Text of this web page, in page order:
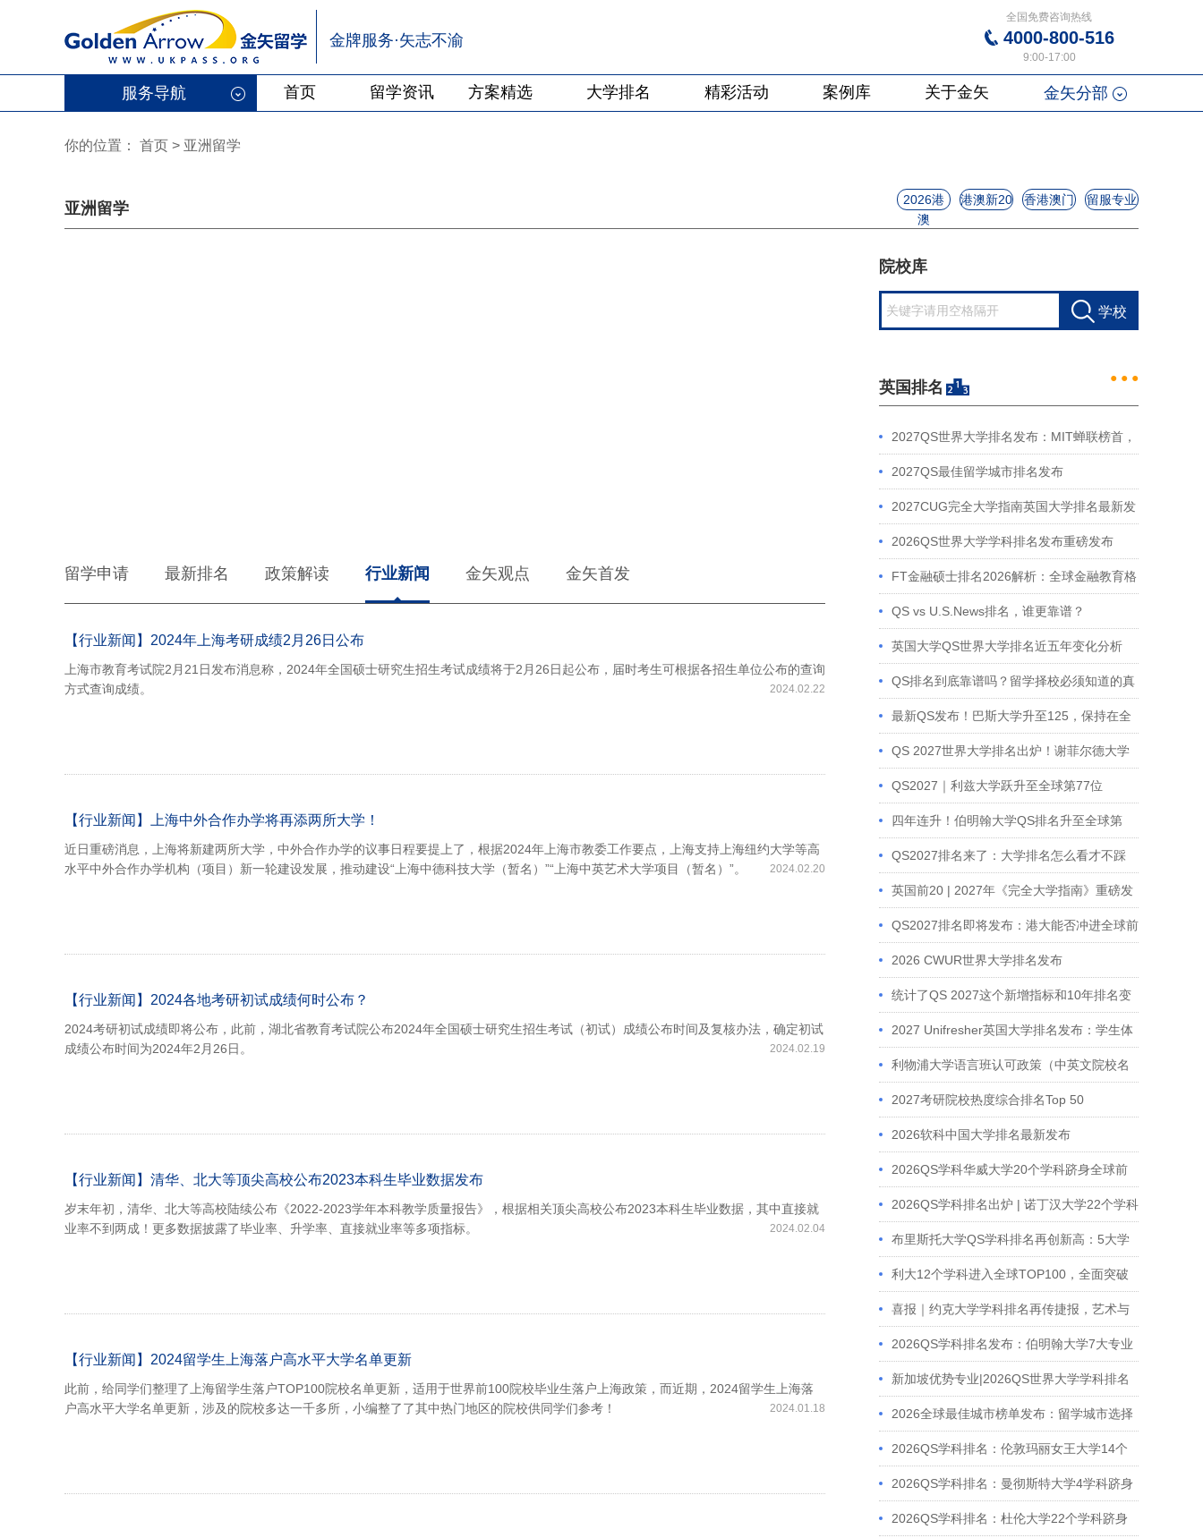
金牌服务·矢志不渝
全国免费咨询热线
4000-800-516
9:00-17:00
服务导航 首页 留学资讯 方案精选 大学排名 精彩活动 案例库 关于金矢 金矢分部
你的位置： 首页 > 亚洲留学
亚洲留学
2026港
澳
港澳新20 香港澳门 留服专业
留学申请 最新排名 政策解读 行业新闻 金矢观点 金矢首发
【行业新闻】2024年上海考研成绩2月26日公布
上海市教育考试院2月21日发布消息称，2024年全国硕士研究生招生考试成绩将于2月26日起公布，届时考生可根据各招生单位公布的查询
方式查询成绩。
2024.02.22
【行业新闻】上海中外合作办学将再添两所大学！
近日重磅消息，上海将新建两所大学，中外合作办学的议事日程要提上了，根据2024年上海市教委工作要点，上海支持上海纽约大学等高
水平中外合作办学机构（项目）新一轮建设发展，推动建设“上海中德科技大学（暂名）”“上海中英艺术大学项目（暂名）”。
2024.02.20
【行业新闻】2024各地考研初试成绩何时公布？
2024考研初试成绩即将公布，此前，湖北省教育考试院公布2024年全国硕士研究生招生考试（初试）成绩公布时间及复核办法，确定初试
成绩公布时间为2024年2月26日。
2024.02.19
【行业新闻】清华、北大等顶尖高校公布2023本科生毕业数据发布
岁末年初，清华、北大等高校陆续公布《2022-2023学年本科教学质量报告》，根据相关顶尖高校公布2023本科生毕业数据，其中直接就
业率不到两成！更多数据披露了毕业率、升学率、直接就业率等多项指标。
2024.02.04
【行业新闻】2024留学生上海落户高水平大学名单更新
此前，给同学们整理了上海留学生落户TOP100院校名单更新，适用于世界前100院校毕业生落户上海政策，而近期，2024留学生上海落
户高水平大学名单更新，涉及的院校多达一千多所，小编整了了其中热门地区的院校供同学们参考！
2024.01.18
院校库
学校
英国排名
● ● ●
2027QS世界大学排名发布：MIT蝉联榜首，
中国高校表现亮眼
2027QS最佳留学城市排名发布
2027CUG完全大学指南英国大学排名最新发
布 2026QS世界大学学科排名发布重磅发布
FT金融硕士排名2026解析：全球金融教育格
局与院校表现
QS vs U.S.News排名，谁更靠谱？
英国大学QS世界大学排名近五年变化分析
QS排名到底靠谱吗？留学择校必须知道的真
相 最新QS发布！巴斯大学升至125，保持在全
球前10%大学行列
QS 2027世界大学排名出炉！谢菲尔德大学
继续稳居全球百强
QS2027｜利兹大学跃升至全球第77位
四年连升！伯明翰大学QS排名升至全球第
68，创十年来最佳成绩
QS2027排名来了：大学排名怎么看才不踩
坑？英国前20 | 2027年《完全大学指南》重磅发
布！QS2027排名即将发布：港大能否冲进全球前
10？2026 CWUR世界大学排名发布
统计了QS 2027这个新增指标和10年排名变
化，这几所大学排名可能会下滑
2027 Unifresher英国大学排名发布：学生体
验正在重塑留学择校逻辑
利物浦大学语言班认可政策（中英文院校名
单）2027考研院校热度综合排名Top 50
2026软科中国大学排名最新发布
2026QS学科华威大学20个学科跻身全球前
1002026QS学科排名出炉 | 诺丁汉大学22个学科
跻身全球百强
布里斯托大学QS学科排名再创新高：5大学
科跻身全球前20，19个学科位列全英前10！
利大12个学科进入全球TOP100，全面突破
与顶尖实力并进
喜报｜约克大学学科排名再传捷报，艺术与
人文学科跻身全球前50!
2026QS学科排名发布：伯明翰大学7大专业
跻身全球Top50，体育学科稳居世界前10！
新加坡优势专业|2026QS世界大学学科排名
Top100专业汇总
2026全球最佳城市榜单发布：留学城市选择
全解析
2026QS学科排名：伦敦玛丽女王大学14个
学科进入全球前100
2026QS学科排名：曼彻斯特大学4学科跻身
全球前10
2026QS学科排名：杜伦大学22个学科跻身